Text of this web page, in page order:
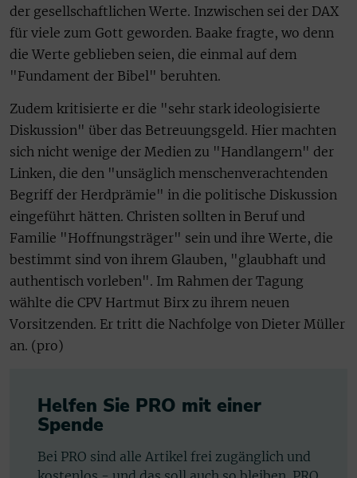
der gesellschaftlichen Werte. Inzwischen sei der DAX
für viele zum Gott geworden. Baake fragte, wo denn
die Werte geblieben seien, die einmal auf dem
"Fundament der Bibel" beruhten.
Zudem kritisierte er die "sehr stark ideologisierte
Diskussion" über das Betreuungsgeld. Hier machten
sich nicht wenige der Medien zu "Handlangern" der
Linken, die den "unsäglich menschenverachtenden
Begriff der Herdprämie" in die politische Diskussion
eingeführt hätten. Christen sollten in Beruf und
Familie "Hoffnungsträger" sein und ihre Werte, die
bestimmt sind von ihrem Glauben, "glaubhaft und
authentisch vorleben". Im Rahmen der Tagung
wählte die CPV Hartmut Birx zu ihrem neuen
Vorsitzenden. Er tritt die Nachfolge von Dieter Müller
an. (pro)
Helfen Sie PRO mit einer
Spende
Bei PRO sind alle Artikel frei zugänglich und